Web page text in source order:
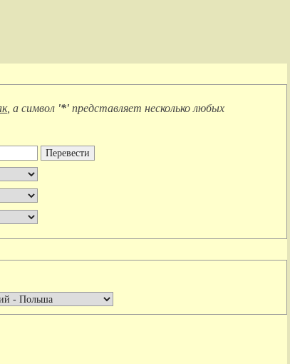
, а символ '*' представляет несколько любых